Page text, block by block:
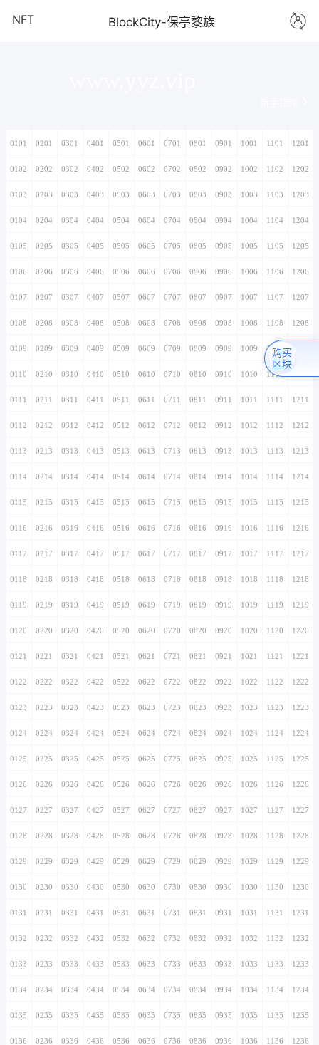
NFT BlockCity-保亭黎族
0101 0201 0301 0401 0501 0601 0701 0801 0901 1001 1101 1201
0102 0202 0302 0402 0502 0602 0702 0802 0902 1002 1102 1202
0103 0203 0303 0403 0503 0603 0703 0803 0903 1003 1103 1203
0104 0204 0304 0404 0504 0604 0704 0804 0904 1004 1104 1204
0105 0205 0305 0405 0505 0605 0705 0805 0905 1005 1105 1205
0106 0206 0306 0406 0506 0606 0706 0806 0906 1006 1106 1206
0107 0207 0307 0407 0507 0607 0707 0807 0907 1007 1107 1207
0108 0208 0308 0408 0508 0608 0708 0808 0908 1008 1108 1208
0109 0209 0309 0409 0509 0609 0709 0809 0909 1009 1109
0110 0210 0310 0410 0510 0610 0710 0810 0910 1010 1110
0111 0211 0311 0411 0511 0611 0711 0811 0911 1011 1111 1211
0112 0212 0312 0412 0512 0612 0712 0812 0912 1012 1112 1212
0113 0213 0313 0413 0513 0613 0713 0813 0913 1013 1113 1213
0114 0214 0314 0414 0514 0614 0714 0814 0914 1014 1114 1214
0115 0215 0315 0415 0515 0615 0715 0815 0915 1015 1115 1215
0116 0216 0316 0416 0516 0616 0716 0816 0916 1016 1116 1216
0117 0217 0317 0417 0517 0617 0717 0817 0917 1017 1117 1217
0118 0218 0318 0418 0518 0618 0718 0818 0918 1018 1118 1218
0119 0219 0319 0419 0519 0619 0719 0819 0919 1019 1119 1219
0120 0220 0320 0420 0520 0620 0720 0820 0920 1020 1120 1220
0121 0221 0321 0421 0521 0621 0721 0821 0921 1021 1121 1221
0122 0222 0322 0422 0522 0622 0722 0822 0922 1022 1122 1222
0123 0223 0323 0423 0523 0623 0723 0823 0923 1023 1123 1223
0124 0224 0324 0424 0524 0624 0724 0824 0924 1024 1124 1224
0125 0225 0325 0425 0525 0625 0725 0825 0925 1025 1125 1225
0126 0226 0326 0426 0526 0626 0726 0826 0926 1026 1126 1226
0127 0227 0327 0427 0527 0627 0727 0827 0927 1027 1127 1227
0128 0228 0328 0428 0528 0628 0728 0828 0928 1028 1128 1228
0129 0229 0329 0429 0529 0629 0729 0829 0929 1029 1129 1229
0130 0230 0330 0430 0530 0630 0730 0830 0930 1030 1130 1230
0131 0231 0331 0431 0531 0631 0731 0831 0931 1031 1131 1231
0132 0232 0332 0432 0532 0632 0732 0832 0932 1032 1132 1232
0133 0233 0333 0433 0533 0633 0733 0833 0933 1033 1133 1233
0134 0234 0334 0434 0534 0634 0734 0834 0934 1034 1134 1234
0135 0235 0335 0435 0535 0635 0735 0835 0935 1035 1135 1235
0136 0236 0336 0436 0536 0636 0736 0836 0936 1036 1136 1236
购买
区块